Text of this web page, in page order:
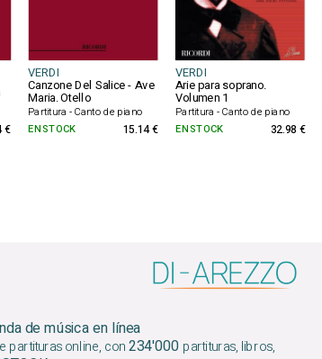
VERDI VERDI
Canzone Del Salice - Ave
Maria. Otello
Partitura - Canto de piano
Arie para soprano.
Volumen 1
Partitura - Canto de piano
€ EN STOCK 15.14 € EN STOCK 32.98 €
de música en línea
partituras online, con234'000 partituras, libros,